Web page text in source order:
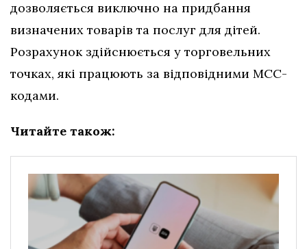
дозволяється виключно на придбання
визначених товарів та послуг для дітей.
Розрахунок здійснюється у торговельних
точках, які працюють за відповідними МСС-
кодами.
Читайте також: